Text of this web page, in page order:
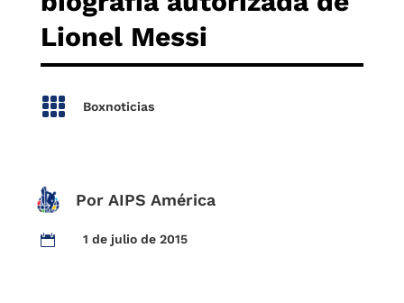
Lionel Messi
 Boxnoticias
Por AIPS América
 1 de julio de 2015